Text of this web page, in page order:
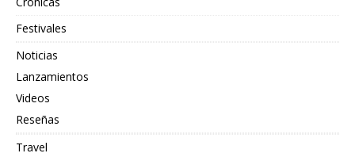
Festivales
Noticias
Lanzamientos
Videos
Reseñas
Travel